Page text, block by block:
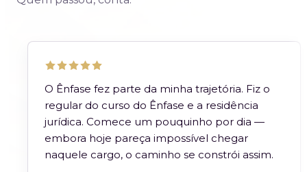
O Ênfase fez parte da minha trajetória. Fiz o
regular do curso do Ênfase e a residência
jurídica. Comece um pouquinho por dia —
embora hoje pareça impossível chegar
naquele cargo, o caminho se constrói assim.